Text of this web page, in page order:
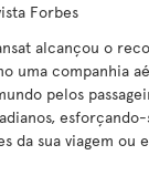
Forbes
alcançou o
uma companhia
pelos
da sua viagem